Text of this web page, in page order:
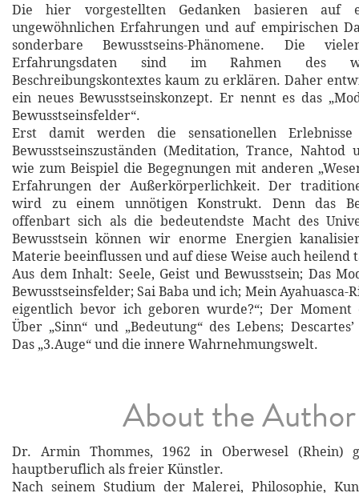
Die hier vorgestellten Gedanken basieren auf
ungewöhnlichen Erfahrungen und auf empirischen
sonderbare Bewusstseins-Phänomene. Die
Erfahrungsdaten sind im Rahmen des
Beschreibungskontextes kaum zu erklären. Daher
ein neues Bewusstseinskonzept. Er nennt es das
Bewusstseinsfelder“.
Erst damit werden die sensationellen
Bewusstseinszuständen (Meditation, Trance,
wie zum Beispiel die Begegnungen mit anderen
Erfahrungen der Außerkörperlichkeit. Der
wird zu einem unnötigen Konstrukt. Denn das
offenbart sich als die bedeutendste Macht des
Bewusstsein können wir enorme Energien
Materie beeinflussen und auf diese Weise auch heilend
Aus dem Inhalt: Seele, Geist und Bewusstsein; Das
Bewusstseinsfelder; Sai Baba und ich; Mein Ayahuasca-
eigentlich bevor ich geboren wurde?“; Der Moment
Über „Sinn“ und „Bedeutung“ des Lebens;
Das „3.Auge“ und die innere Wahrnehmungswelt.
About the Author
Dr. Armin Thommes, 1962 in Oberwesel (Rhein)
hauptberuflich als freier Künstler.
Nach seinem Studium der Malerei, Philosophie,